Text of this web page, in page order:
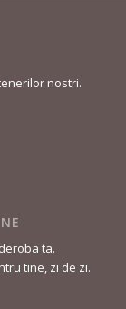
nostri.
ta.
tine, zi de zi.